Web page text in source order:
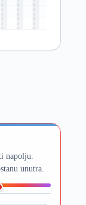
napolju.
unutra.